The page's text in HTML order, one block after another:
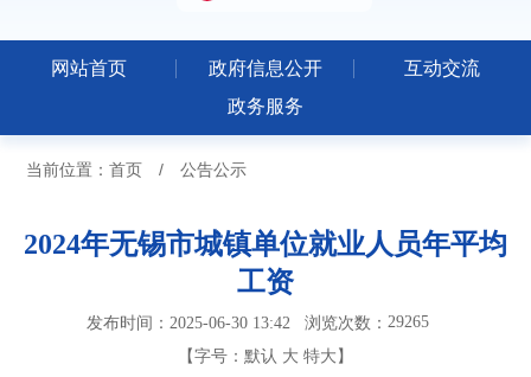
网站首页 政府信息公开
互动交流
政务服务
当前位置： 首页 / 公告公示
2024年无锡市城镇单位就业人员年平均
工资
发布时间：2025-06-30 13:42 浏览次数： 29265
【字号： 默认 大 特大 】